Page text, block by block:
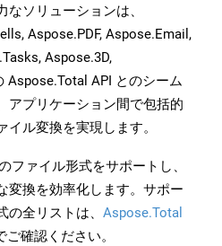
ソリューションは、
Aspose.PDF, Aspose.Email,
Aspose.3D,
Aspose.Total API とのシーム
アプリケーション間で包括的
ル変換を実現します。
ファイル形式をサポートし、
変換を効率化します。サポー
の全リストは、 Aspose.Total
確認ください。